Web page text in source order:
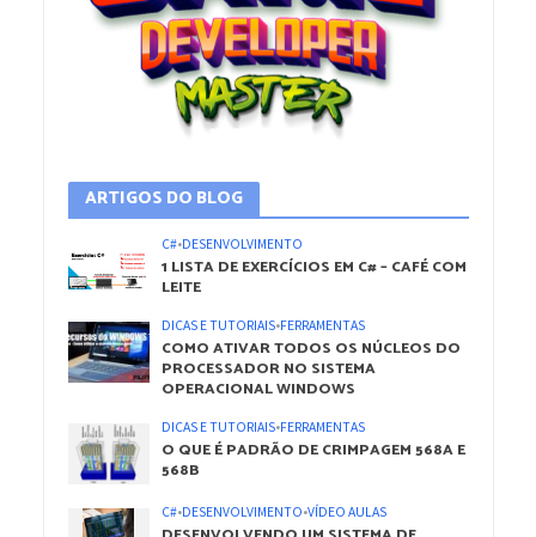
ARTIGOS DO BLOG
C#•DESENVOLVIMENTO
1 LISTA DE EXERCÍCIOS EM C# – CAFÉ COM
LEITE
DICAS E TUTORIAIS•FERRAMENTAS
COMO ATIVAR TODOS OS NÚCLEOS DO
PROCESSADOR NO SISTEMA
OPERACIONAL WINDOWS
DICAS E TUTORIAIS•FERRAMENTAS
O QUE É PADRÃO DE CRIMPAGEM 568A E
568B
C#•DESENVOLVIMENTO•VÍDEO AULAS